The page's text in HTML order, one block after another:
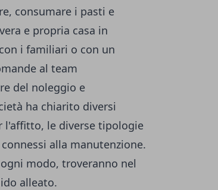
consumare i pasti e
e propria casa in
i familiari o con un
al team
del noleggio e
ha chiarito diversi
l'affitto, le diverse tipologie
alla manutenzione.
modo, troveranno nel
alleato.